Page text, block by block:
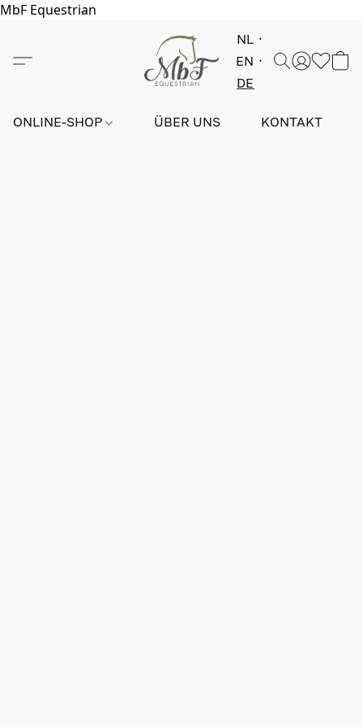
MbF Equestrian
NL
EN
DE
ONLINE-SHOP ÜBER UNS KONTAKT